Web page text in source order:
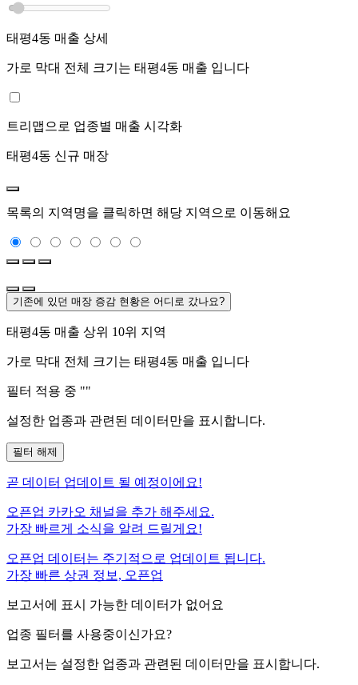
태평4동 매출 상세
가로 막대 전체 크기는 태평4동 매출 입니다
트리맵으로 업종별 매출 시각화
태평4동 신규 매장
목록의 지역명을 클릭하면 해당 지역으로 이동해요
기존에 있던 매장 증감 현황은 어디로 갔나요?
태평4동 매출 상위 10위 지역
가로 막대 전체 크기는 태평4동 매출 입니다
필터 적용 중 ""
설정한 업종과 관련된 데이터만을 표시합니다.
필터 해제
곧 데이터 업데이트 될 예정이에요!
오픈업 카카오 채널을 추가 해주세요.
가장 빠르게 소식을 알려 드릴게요!
오픈업 데이터는 주기적으로 업데이트 됩니다.
가장 빠른 상권 정보, 오픈업
보고서에 표시 가능한 데이터가 없어요
업종 필터를 사용중이신가요?
보고서는 설정한 업종과 관련된 데이터만을 표시합니다.